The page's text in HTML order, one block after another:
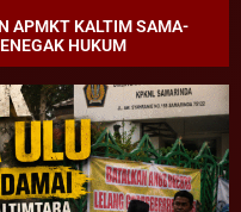
APMKT KALTIM SAMA-
HUKUM